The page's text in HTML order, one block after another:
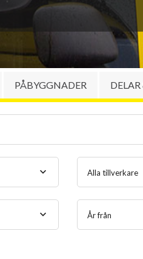
PÅBYGGNADER
Alla tillverkare
År från